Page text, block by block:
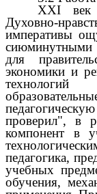
ХХI век
Духовно-
императивы
сиюминутными
для
экономики и
технологий
проверил", в
компонент в
педагогика,
учебных
обучения,